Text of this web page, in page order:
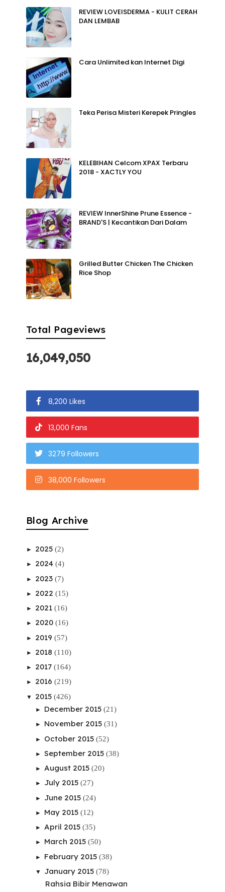
REVIEW LOVEISDERMA - KULIT CERAH
DAN LEMBAB
Cara Unlimited kan Internet Digi
Teka Perisa Misteri Kerepek Pringles
KELEBIHAN Celcom XPAX Terbaru
2018 - XACTLY YOU
REVIEW InnerShine Prune Essence -
BRAND'S | Kecantikan Dari Dalam
Grilled Butter Chicken The Chicken
Rice Shop
Total Pageviews
16,049,050
8,200 Likes
13,000 Fans
3279 Followers
38,000 Followers
Blog Archive
► 2025 (2)
► 2024 (4)
► 2023 (7)
► 2022 (15)
► 2021 (16)
► 2020 (16)
► 2019 (57)
► 2018 (110)
► 2017 (164)
► 2016 (219)
▼ 2015 (426)
► December 2015 (21)
► November 2015 (31)
► October 2015 (52)
► September 2015 (38)
► August 2015 (20)
► July 2015 (27)
► June 2015 (24)
► May 2015 (12)
► April 2015 (35)
► March 2015 (50)
► February 2015 (38)
▼ January 2015 (78)
Rahsia Bibir Menawan